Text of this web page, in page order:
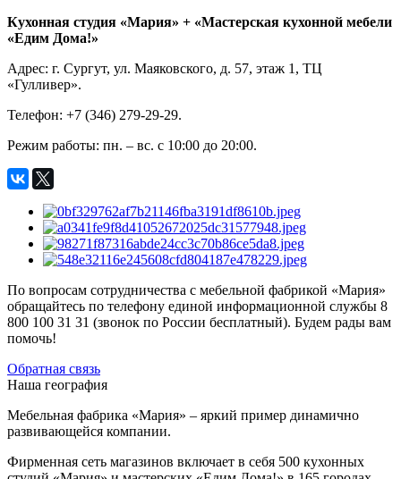
Кухонная студия «Мария» + «Мастерская кухонной мебели
«Едим Дома!»
Адрес: г. Сургут, ул. Маяковского, д. 57, этаж 1, ТЦ
«Гулливер».
Телефон: +7 (346) 279-29-29.
Режим работы: пн. – вс. с 10:00 до 20:00.
По вопросам сотрудничества с мебельной фабрикой «Мария»
обращайтесь по телефону единой информационной службы 8
800 100 31 31 (звонок по России бесплатный). Будем рады вам
помочь!
Обратная связь
Наша география
Мебельная фабрика «Мария» – яркий пример динамично
развивающейся компании.
Фирменная сеть магазинов включает в себя 500 кухонных